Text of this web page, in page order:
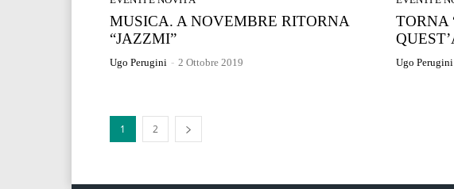
MUSICA. A NOVEMBRE RITORNA
“JAZZMI”
Ugo Perugini - 2 Ottobre 2019
TORNA
Ugo Perugini
1 2